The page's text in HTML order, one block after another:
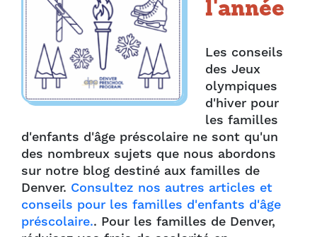
l'année
Les conseils
des Jeux
olympiques
d'hiver pour
les familles
d'enfants d'âge préscolaire ne sont qu'un
des nombreux sujets que nous abordons
sur notre blog destiné aux familles de
Denver. Consultez nos autres articles et
conseils pour les familles d'enfants d'âge
préscolaire.. Pour les familles de Denver,